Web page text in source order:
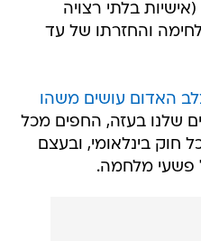
בלתי רצויה
והחזרתו של עד
האדום עושים משהו
שלנו בעזה, החפים מכל
חוק בינלאומי, ובעצם
פשעי מלחמה.